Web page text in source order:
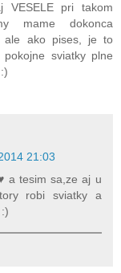
VESELE pri takom
mame dokonca
ale ako pises, je to
sviatky plne
21:03
a tesim sa,ze aj u
robi sviatky a